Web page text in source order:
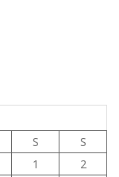
S
S
1
2